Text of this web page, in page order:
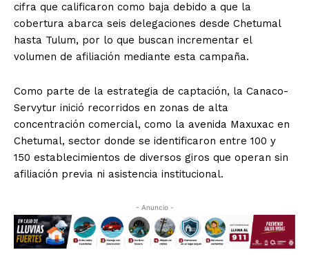
cifra que calificaron como baja debido a que la
cobertura abarca seis delegaciones desde Chetumal
hasta Tulum, por lo que buscan incrementar el
volumen de afiliación mediante esta campaña.
Como parte de la estrategia de captación, la Canaco-
Servytur inició recorridos en zonas de alta
concentración comercial, como la avenida Maxuxac en
Chetumal, sector donde se identificaron entre 100 y
150 establecimientos de diversos giros que operan sin
afiliación previa ni asistencia institucional.
- Anuncio -